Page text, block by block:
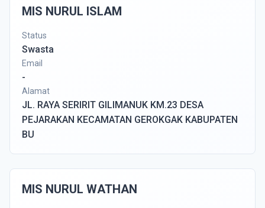
MIS NURUL ISLAM
Status
Swasta
Email
-
Alamat
JL. RAYA SERIRIT GILIMANUK KM.23 DESA
PEJARAKAN KECAMATAN GEROKGAK KABUPATEN
BU
MIS NURUL WATHAN